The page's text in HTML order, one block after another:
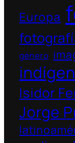
Europa
género
Isidor
Jorge